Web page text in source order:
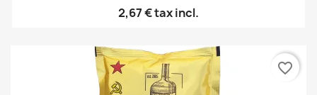
2,67 €tax incl.
favorite_border